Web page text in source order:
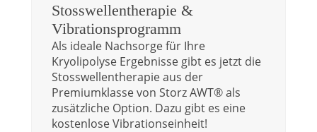
Stosswellentherapie &
Vibrationsprogramm
Als ideale Nachsorge für Ihre
Kryolipolyse Ergebnisse gibt es jetzt die
Stosswellentherapie aus der
Premiumklasse von Storz AWT® als
zusätzliche Option. Dazu gibt es eine
kostenlose Vibrationseinheit!